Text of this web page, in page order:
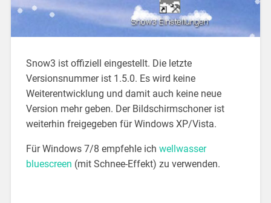
Snow3 ist offiziell eingestellt. Die letzte
Versionsnummer ist 1.5.0. Es wird keine
Weiterentwicklung und damit auch keine neue
Version mehr geben. Der Bildschirmschoner ist
weiterhin freigegeben für Windows XP/Vista.
Für Windows 7/8 empfehle ich wellwasser
bluescreen (mit Schnee-Effekt) zu verwenden.